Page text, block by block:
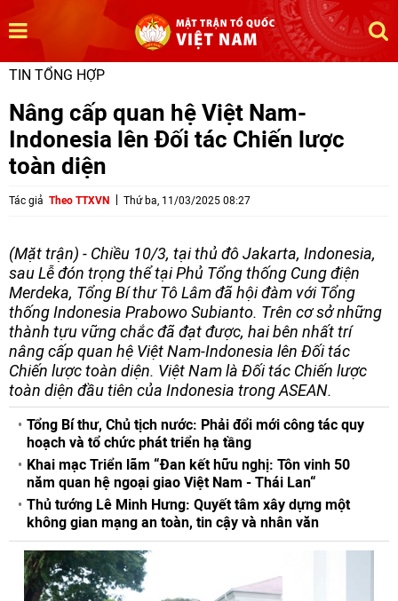
TIN TỔNG HỢP
Nâng cấp quan hệ Việt Nam-
Indonesia lên Đối tác Chiến lược
toàn diện
Tác giả Theo TTXVN Thứ ba, 11/03/2025 08:27
(Mặt trận) - Chiều 10/3, tại thủ đô Jakarta, Indonesia,
sau Lễ đón trọng thể tại Phủ Tổng thống Cung điện
Merdeka, Tổng Bí thư Tô Lâm đã hội đàm với Tổng
thống Indonesia Prabowo Subianto. Trên cơ sở những
thành tựu vững chắc đã đạt được, hai bên nhất trí
nâng cấp quan hệ Việt Nam-Indonesia lên Đối tác
Chiến lược toàn diện. Việt Nam là Đối tác Chiến lược
toàn diện đầu tiên của Indonesia trong ASEAN.
Tổng Bí thư, Chủ tịch nước: Phải đổi mới công tác quy
hoạch và tổ chức phát triển hạ tầng
Khai mạc Triển lãm “Đan kết hữu nghị: Tôn vinh 50
năm quan hệ ngoại giao Việt Nam - Thái Lan“
Thủ tướng Lê Minh Hưng: Quyết tâm xây dựng một
không gian mạng an toàn, tin cậy và nhân văn